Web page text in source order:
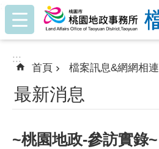
跳到主要內容區塊
:::
:::
首頁 檔案訊息&網網相連
最新消息
~桃園地政-參訪實錄~